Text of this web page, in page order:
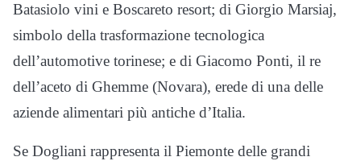
Batasiolo vini e Boscareto resort; di Giorgio Marsiaj,
simbolo della trasformazione tecnologica
dell’automotive torinese; e di Giacomo Ponti, il re
dell’aceto di Ghemme (Novara), erede di una delle
aziende alimentari più antiche d’Italia.
Se Dogliani rappresenta il Piemonte delle grandi